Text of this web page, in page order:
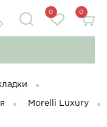
0 0
Morelli Luxury